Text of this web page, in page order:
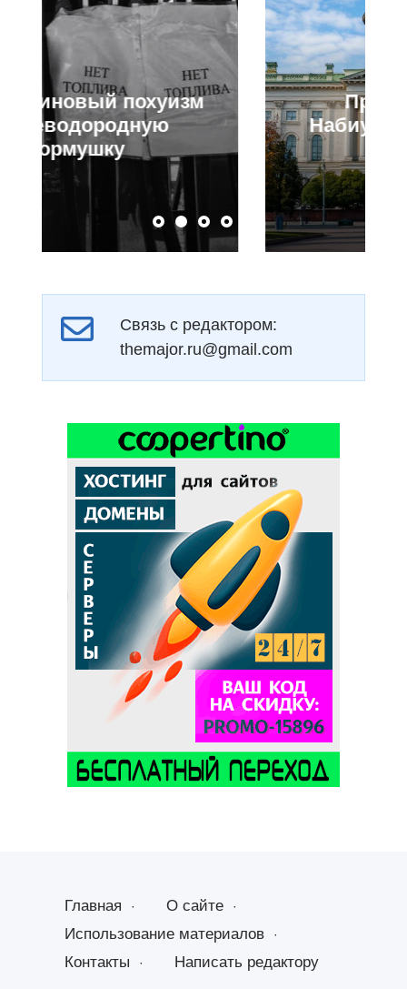
Про Центробанк,
Набиулину и ключевую
ставку
Связь с редактором:
themajor.ru@gmail.com
Главная
О сайте
Использование материалов
Контакты
Написать редактору